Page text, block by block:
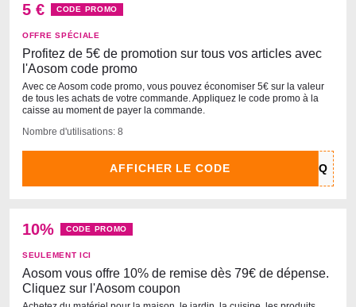
5 € CODE PROMO
OFFRE SPÉCIALE
Profitez de 5€ de promotion sur tous vos articles avec
l'Aosom code promo
Avec ce Aosom code promo, vous pouvez économiser 5€ sur la valeur
de tous les achats de votre commande. Appliquez le code promo à la
caisse au moment de payer la commande.
Nombre d'utilisations: 8
AFFICHER LE CODE
10% CODE PROMO
SEULEMENT ICI
Aosom vous offre 10% de remise dès 79€ de dépense.
Cliquez sur l'Aosom coupon